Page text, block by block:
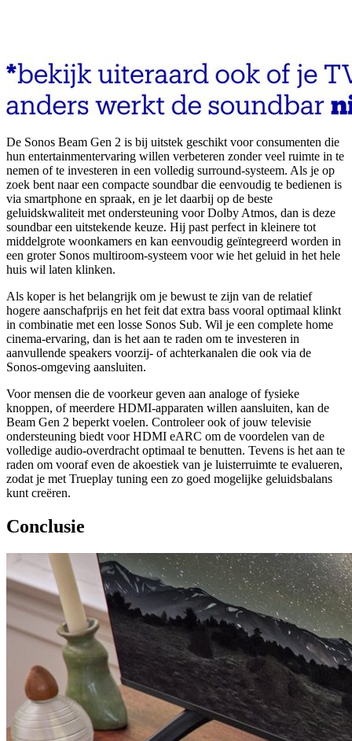
De Sonos Beam Gen 2 is bij uitstek geschikt voor consumenten die
hun entertainmentervaring willen verbeteren zonder veel ruimte in te
nemen of te investeren in een volledig surround-systeem. Als je op
zoek bent naar een compacte soundbar die eenvoudig te bedienen is
via smartphone en spraak, en je let daarbij op de beste
geluidskwaliteit met ondersteuning voor Dolby Atmos, dan is deze
soundbar een uitstekende keuze. Hij past perfect in kleinere tot
middelgrote woonkamers en kan eenvoudig geïntegreerd worden in
een groter Sonos multiroom-systeem voor wie het geluid in het hele
huis wil laten klinken.
Als koper is het belangrijk om je bewust te zijn van de relatief
hogere aanschafprijs en het feit dat extra bass vooral optimaal klinkt
in combinatie met een losse Sonos Sub. Wil je een complete home
cinema-ervaring, dan is het aan te raden om te investeren in
aanvullende speakers voorzij- of achterkanalen die ook via de
Sonos-omgeving aansluiten.
Voor mensen die de voorkeur geven aan analoge of fysieke
knoppen, of meerdere HDMI-apparaten willen aansluiten, kan de
Beam Gen 2 beperkt voelen. Controleer ook of jouw televisie
ondersteuning biedt voor HDMI eARC om de voordelen van de
volledige audio-overdracht optimaal te benutten. Tevens is het aan te
raden om vooraf even de akoestiek van je luisterruimte te evalueren,
zodat je met Trueplay tuning een zo goed mogelijke geluidsbalans
kunt creëren.
Conclusie